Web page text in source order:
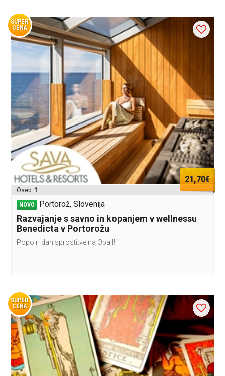
SUPER
CENA
21,70€
Oseb: 1
NOVO Portorož, Slovenija
Razvajanje s savno in kopanjem v wellnessu
Benedicta v Portorožu
Popoln dan sprostitve na ObalI!
SUPER
CENA